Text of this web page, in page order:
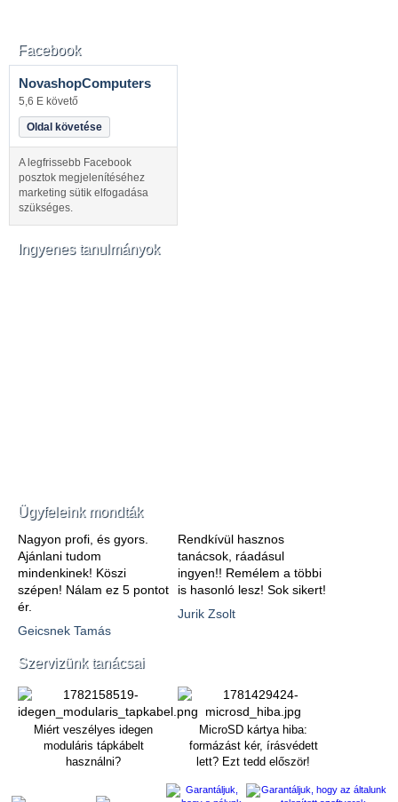
Facebook
NovashopComputers
5,6 E követő
Oldal követése
A legfrissebb Facebook
posztok megjelenítéséhez
marketing sütik elfogadása
szükséges.
Ingyenes tanulmányok
Ügyfeleink mondták
Nagyon profi, és gyors.
Ajánlani tudom
mindenkinek! Köszi
szépen! Nálam ez 5 pontot
ér.
Geicsnek Tamás
Rendkívül hasznos
tanácsok, ráadásul
ingyen!! Remélem a többi
is hasonló lesz! Sok sikert!
Jurik Zsolt
Szervizünk tanácsai
Miért veszélyes idegen
moduláris tápkábelt
használni?
MicroSD kártya hiba:
formázást kér, írásvédett
lett? Ezt tedd először!